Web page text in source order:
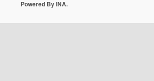
Powered By INA.